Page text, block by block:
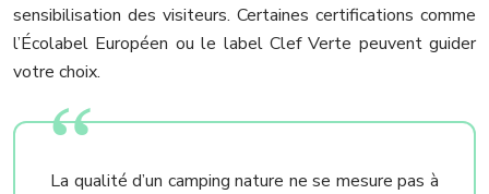
sensibilisation des visiteurs. Certaines certifications comme
l’Écolabel Européen ou le label Clef Verte peuvent guider
votre choix.
La qualité d’un camping nature ne se mesure pas à